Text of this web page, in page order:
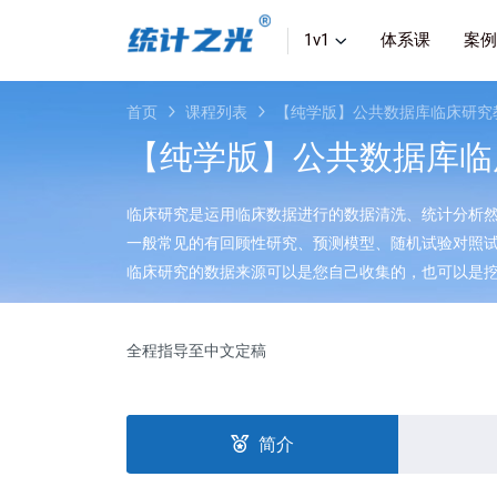
1v1 体系课 案例
首页 课程列表 【纯学版】公共数据库临床研
【纯学版】公共数据库
临床研究是运用临床数据进行的数据清洗、统计分析
一般常见的有回顾性研究、预测模型、随机试验对照
临床研究的数据来源可以是您自己收集的，也可以是
全程指导至中文定稿
简介